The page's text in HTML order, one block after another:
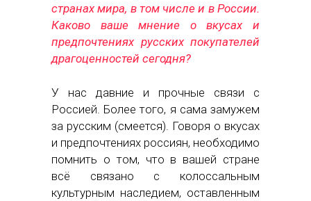
странах мира, в том числе и в России.
Каково ваше мнение о вкусах и
предпочтениях русских покупателей
драгоценностей сегодня?
У нас давние и прочные связи с
Россией. Более того, я сама замужем
за русским (смеется). Говоря о вкусах
и предпочтениях россиян, необходимо
помнить о том, что в вашей стране
всё связано с колоссальным
культурным наследием, оставленным